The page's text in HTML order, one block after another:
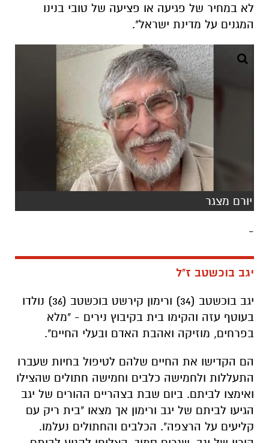
לא במחיר של פגיעה או פציעה של טובי בנינו
המגנים על מדינת ישראל".
יורם מצגר
-
יגב בוכשטב ז"ל
יגב בוכשטב (34) ורימון קירשט בוכשטב (36) נולדו
בעוטף עזה והקימו בית בקיבוץ נירים - "מלא
בפרחים, מוזיקה ואהבת האדם ובעלי החיים".
הם הקדישו את החיים שלהם לטיפול בחיות שעברו
התעללות ולחמישה כלבים וחמישה חתולים שהצילו
ואימצו לביתם. ביום שבת בצהריים ההורים של יגב
הגיעו לביתם של יגב ורימון אך מצאו "בית ריק עם
קליעים על הרצפה". הכלבים והחתולים נעלמו.